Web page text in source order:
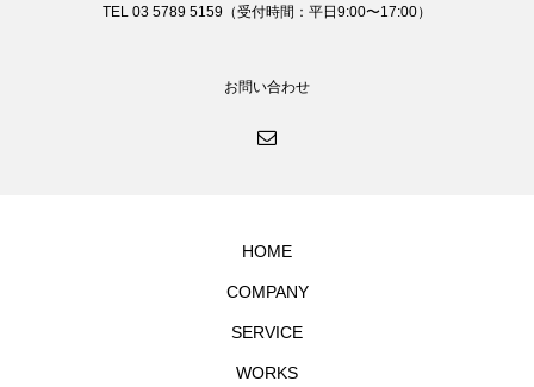
TEL 03 5789 5159（受付時間：平日9:00〜17:00）
お問い合わせ
HOME
COMPANY
SERVICE
WORKS